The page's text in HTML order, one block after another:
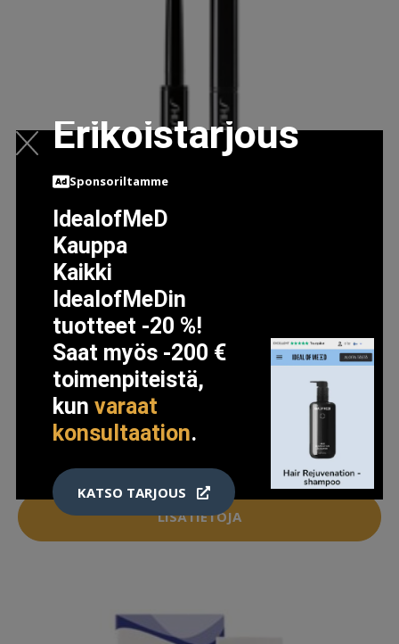
MICROLINER INK, 05 WHITE
LISÄTIETOJA
Erikoistarjous
Sponsoriltamme
IdealofMeD
Kauppa
Kaikki
IdealofMeDin
tuotteet -20 %!
Saat myös -200 €
toimenpiteistä,
kunvaraat
konsultaation.
KATSO TARJOUS